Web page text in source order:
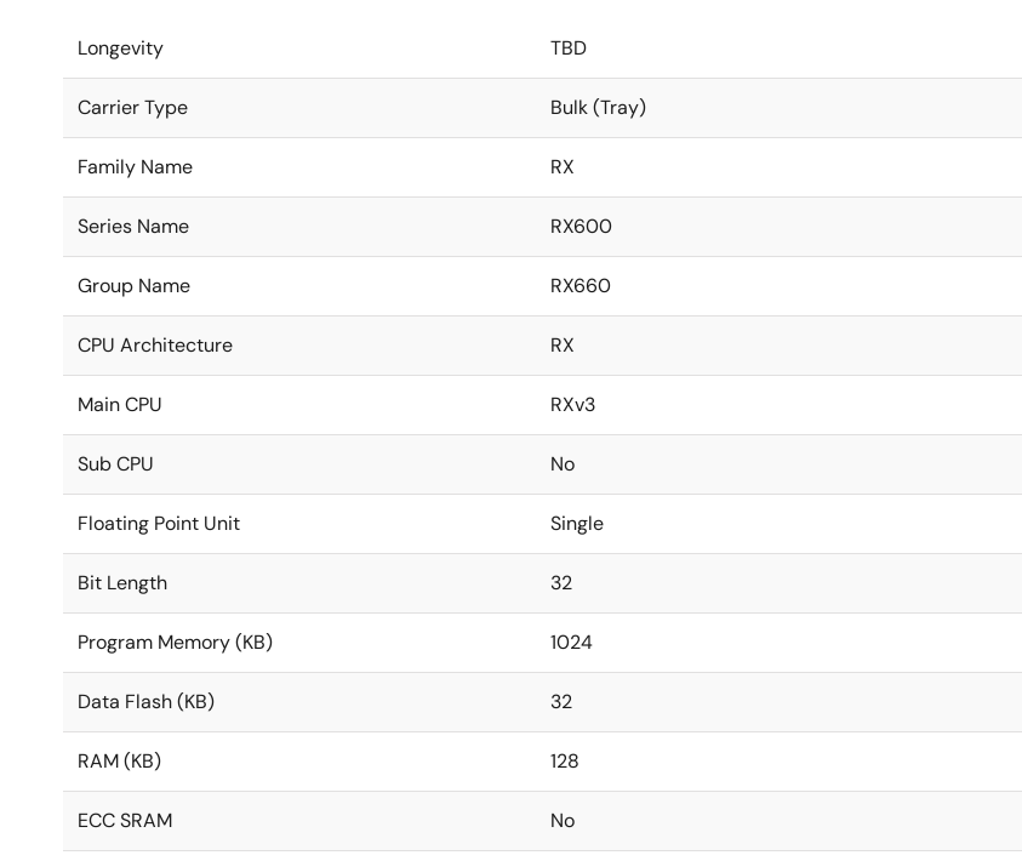
Longevity TBD
Carrier Type Bulk (Tray)
Family Name RX
Series Name RX600
Group Name RX660
CPU Architecture RX
Main CPU RXv3
Sub CPU No
Floating Point Unit Single
Bit Length 32
Program Memory (KB) 1024
Data Flash (KB) 32
RAM (KB) 128
ECC SRAM No